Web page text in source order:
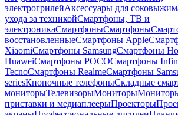
электрогрилейАксессуары для
ухода за техникойСмартфоны, ТВ и
электроникаСмартфоныСмартфоны
восстановленныеСмартфоны Apple
XiaomiСмартфоны SamsungСмартфоны
HuaweiСмартфоны POCOСмартфоны
TecnoСмартфоны RealmeСмартфоны
seriesКнопочные телефоныСкладные
мониторыТелевизорыМониторы
приставки и медиаплеерыПроекторы